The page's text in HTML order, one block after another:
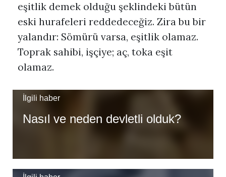
eşitlik demek olduğu şeklindeki bütün
eski hurafeleri reddedeceğiz. Zira bu bir
yalandır: Sömürü varsa, eşitlik olamaz.
Toprak sahibi, işçiye; aç, toka eşit
olamaz.
İlgili haber
Nasıl ve neden devletli olduk?